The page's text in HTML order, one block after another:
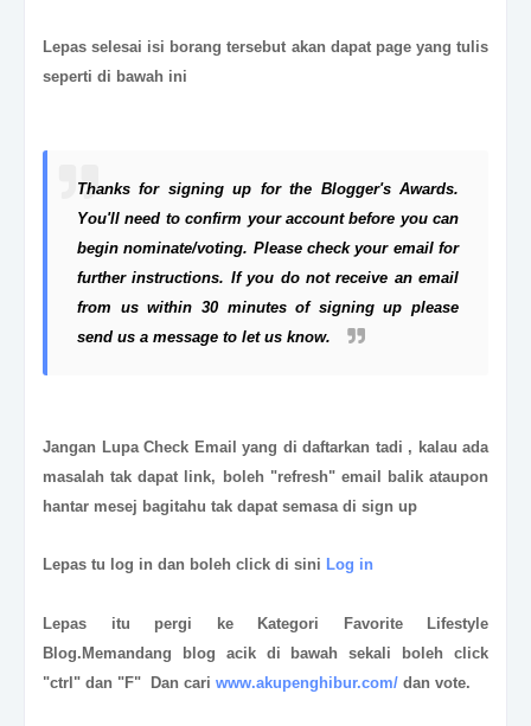
Lepas selesai isi borang tersebut akan dapat page yang tulis
seperti di bawah ini
Thanks for signing up for the Blogger's Awards.
You'll need to confirm your account before you can
begin nominate/voting. Please check your email for
further instructions. If you do not receive an email
from us within 30 minutes of signing up please
send us a message to let us know.
Jangan Lupa Check Email yang di daftarkan tadi , kalau ada
masalah tak dapat link, boleh "refresh" email balik ataupon
hantar mesej bagitahu tak dapat semasa di sign up
Lepas tu log in dan boleh click di sini Log in
Lepas itu pergi ke Kategori Favorite Lifestyle
Blog.Memandang blog acik di bawah sekali boleh click
"ctrl" dan "F" Dan cari www.akupenghibur.com/ dan vote.